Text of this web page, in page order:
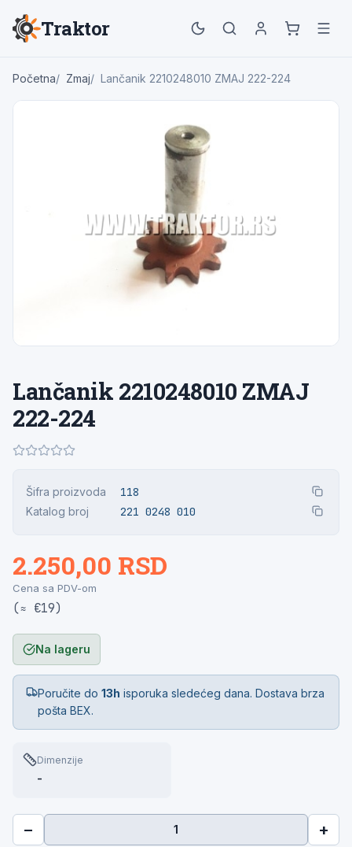
Traktor
Početna Zmaj Lančanik 2210248010 ZMAJ 222-224
Lančanik 2210248010 ZMAJ
222-224
Šifra proizvoda 118
Katalog broj 221 0248 010
2.250,00 RSD
Cena sa PDV-om
(≈ €19)
Na lageru
Poručite do13h isporuka sledećeg dana. Dostava brza
pošta BEX.
Dimenzije
-
− +